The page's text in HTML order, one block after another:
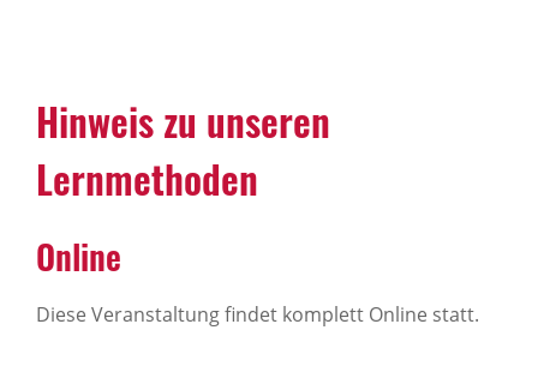
Hinweis zu unseren
Lernmethoden
Online
Diese Veranstaltung findet komplett Online statt.